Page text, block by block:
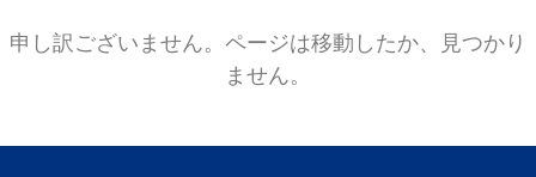
申し訳ございません。ページは移動したか、見つかり
ません。